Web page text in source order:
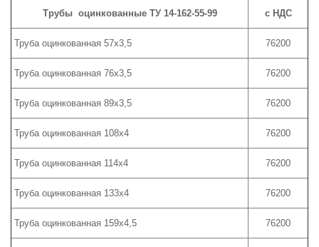
Трубы оцинкованные ТУ 14-162-55-99
с НДС
Труба оцинкованная 57х3,5 76200
Труба оцинкованная 76х3,5 76200
Труба оцинкованная 89х3,5 76200
Труба оцинкованная 108х4 76200
Труба оцинкованная 114х4 76200
Труба оцинкованная 133х4 76200
Труба оцинкованная 159х4,5 76200